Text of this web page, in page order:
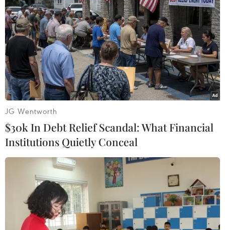
để giảm rủi ro trong tương lai
20/05/2023 05:11
"Hành động sớm" - về bản chất chính là các hoạt động
trong giai đoạn phòng ngừa, ứng phó trước thiên tai mà
các cơ quan trong lĩnh vực phòng, chống thiên tai Việt
Nam hiện đã và đang triển khai.
JG Wentworth
$30k In Debt Relief Scandal: What Financial
Institutions Quietly Conceal